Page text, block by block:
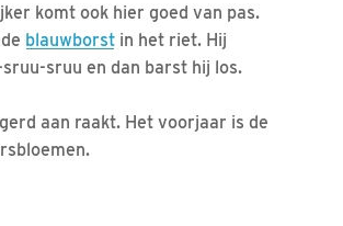
komt ook hier goed van pas.
blauwborst in het riet. Hij
sruu en dan barst hij los.
aan raakt. Het voorjaar is de